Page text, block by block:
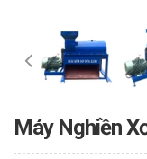
Máy Nghiền